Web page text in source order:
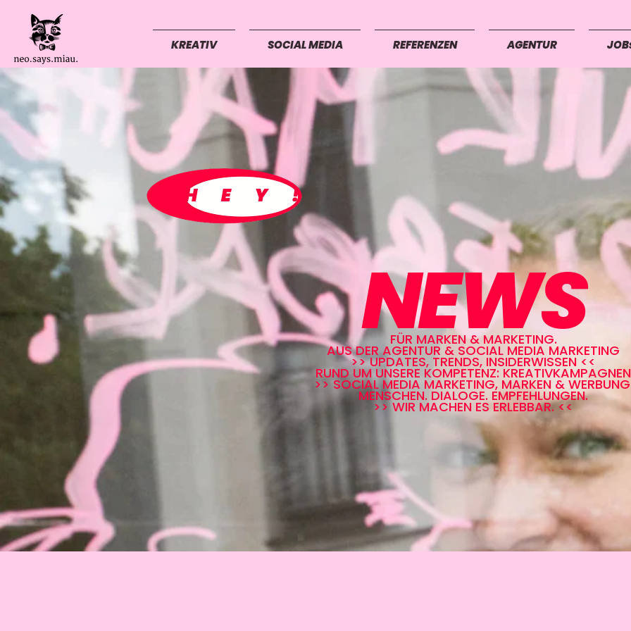
KREATIV SOCIAL MEDIA REFERENZEN AGENTUR
NEWS
FÜR MARKEN & MARKETING.
AUS DER AGENTUR & SOCIAL MEDIA MARKETING
>> UPDATES, TRENDS, INSIDERWISSEN <<
RUND UM UNSERE KOMPETENZ: KREATIVKAMPAGNEN
>> SOCIAL MEDIA MARKETING, MARKEN &
MENSCHEN. DIALOGE. EMPFEHLUNGEN.
>> WIR MACHEN ES ERLEBBAR. <<